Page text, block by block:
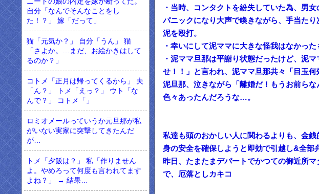
自分「なんでそんなことをし
た！？」 嫁「だって」
猫「元気か？」 自分「うん」 猫
「さよか。…まだ、お絵かきはして
るのか？」
コトメ「正月は帰ってくるから」 夫
「ん？」 トメ「えっ？」 ウト「な
んで？」 コトメ「」
ロミオメールっていうか元旦那が私
がいない実家に突撃してきたんだ
が…
トメ「夕飯は？」 私「作りません
よ。やめろって何度も言われてます
よね？」 → 結果…
・当時、コンタクトを紛失していた為、男
パニックになり大声で喚きながら、手当た
泥を殴打。
・幸いにして泥ママに大きな怪我はなかっ
・泥ママ旦那は平謝り状態だったけど、泥
せ！！」と言われ、泥ママ旦那共々「目玉何
泥旦那、泣きながら「離婚だ！もうお前らな
色々あったんだろうな…。
私達も頭のおかしい人に関わるよりも、金
身の安全を確保しようと即効で引越し&全部
昨日、たまたまデパートでかつての御近所
で、厄落としカキコ